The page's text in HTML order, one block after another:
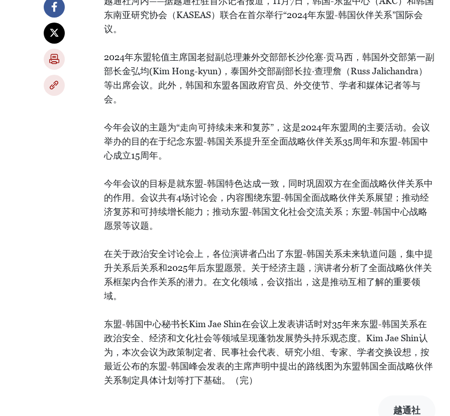
东南亚研究协会（KASEAS）联合在首尔举行“2024年东盟-韩国伙伴关系”国际会
议。
2024年东盟轮值主席国老挝副总理兼外交部部长沙伦塞·贡马西，韩国外交部第一副
部长金弘均(Kim Hong-kyun)，泰国外交部副部长拉·查理詹（Russ Jalichandra）
等出席会议。此外，韩国和东盟各国政府官员、外交使节、学者和媒体记者等与
会。
今年会议的主题为“走向可持续未来和复苏”，这是2024年东盟周的主要活动。会议
举办的目的在于纪念东盟-韩国关系提升至全面战略伙伴关系35周年和东盟-韩国中
心成立15周年。
今年会议的目标是就东盟-韩国特色达成一致，同时巩固双方在全面战略伙伴关系中
的作用。会议共有4场讨论会，内容围绕东盟-韩国全面战略伙伴关系展望；推动经
济复苏和可持续增长能力；推动东盟-韩国文化社会交流关系；东盟-韩国中心战略
愿景等议题。
在关于政治安全讨论会上，各位演讲者凸出了东盟-韩国关系未来轨道问题，集中提
升关系后关系和2025年后东盟愿景。关于经济主题，演讲者分析了全面战略伙伴关
系框架内合作关系的潜力。在文化领域，会议指出，这是推动互相了解的重要领
域。
东盟-韩国中心秘书长Kim Jae Shin在会议上发表讲话时对35年来东盟-韩国关系在
政治安全、经济和文化社会等领域呈现蓬勃发展势头持乐观态度。Kim Jae Shin认
为，本次会议为政策制定者、民事社会代表、研究小组、专家、学者交换设想，按
最近公布的东盟-韩国峰会发表的主席声明中提出的路线图为东盟韩国全面战略伙伴
关系制定具体计划等打下基础。（完）
越通社